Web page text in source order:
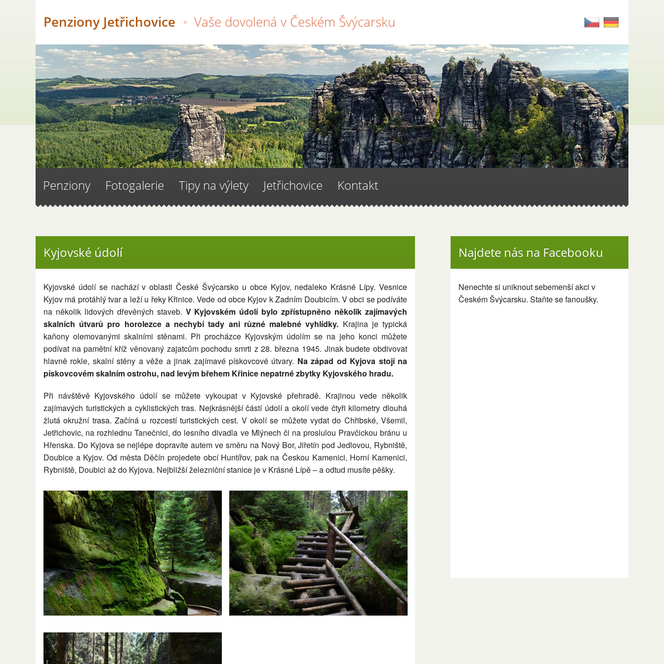
Penziony Jetřichovice Vaše dovolená v Českém Švýcarsku
Penziony Fotogalerie Tipy na výlety Jetřichovice Kontakt
Kyjovské údolí
Kyjovské údolí se nachází v oblasti České Švýcarsko u obce Kyjov, nedaleko Krásné Lípy. Vesnice
Kyjov má protáhlý tvar a leží u řeky Křinice. Vede od obce Kyjov k Zadním Doubicím. V obci se podíváte
na několik lidových dřevěných staveb. V Kyjovském údolí bylo zpřístupněno několik zajímavých
skalních útvarů pro horolezce a nechybí tady ani různé malebné vyhlídky. Krajina je typická
kaňony olemovanými skalními stěnami. Při procházce Kyjovským údolím se na jeho konci můžete
podívat na pamětní kříž věnovaný zajatcům pochodu smrti z 28. března 1945. Jinak budete obdivovat
hlavně rokle, skalní stěny a věže a jinak zajímavé pískovcové útvary. Na západ od Kyjova stojí na
pískovcovém skalním ostrohu, nad levým břehem Křinice nepatrné zbytky Kyjovského hradu.
Při návštěvě Kyjovského údolí se můžete vykoupat v Kyjovské přehradě. Krajinou vede několik
zajímavých turistických a cyklistických tras. Nejkrásnější částí údolí a okolí vede čtyři kilometry dlouhá
žlutá okružní trasa. Začíná u rozcestí turistických cest. V okolí se můžete vydat do Chřibské, Všemil,
Jetřichovic, na rozhlednu Tanečnici, do lesního divadla ve Mlýnech či na proslulou Pravčickou bránu u
Hřenska. Do Kyjova se nejlépe dopravíte autem ve směru na Nový Bor, Jiřetín pod Jedlovou, Rybniště,
Doubice a Kyjov. Od města Děčín projedete obcí Huntířov, pak na Českou Kamenici, Horní Kamenici,
Rybniště, Doubici až do Kyjova. Nejbližší železniční stanice je v Krásné Lípě – a odtud musíte pěšky.
Najdete nás na Facebooku
Nenechte si uniknout sebemenší akci v
Českém Švýcarsku. Staňte se fanoušky.